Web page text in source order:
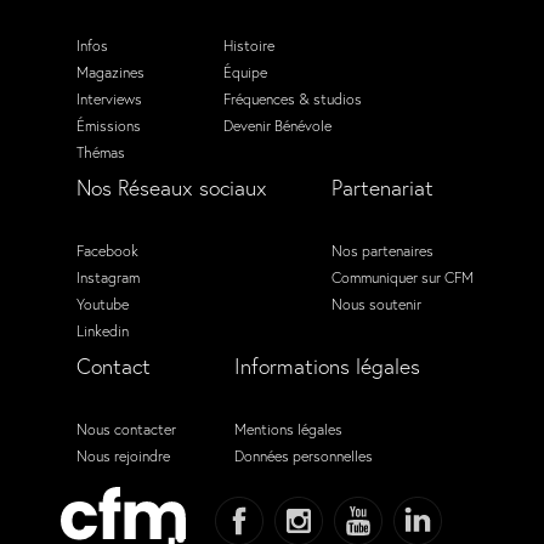
Infos
Magazines
Interviews
Émissions
Thémas
Histoire
Équipe
Fréquences & studios
Devenir Bénévole
Nos Réseaux sociaux
Facebook
Instagram
Youtube
Linkedin
Partenariat
Nos partenaires
Communiquer sur CFM
Nous soutenir
Contact
Nous contacter
Nous rejoindre
Informations légales
Mentions légales
Données personnelles